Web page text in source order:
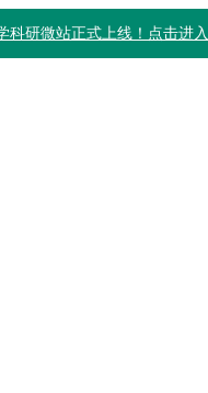
科研微站正式上线！点击进入